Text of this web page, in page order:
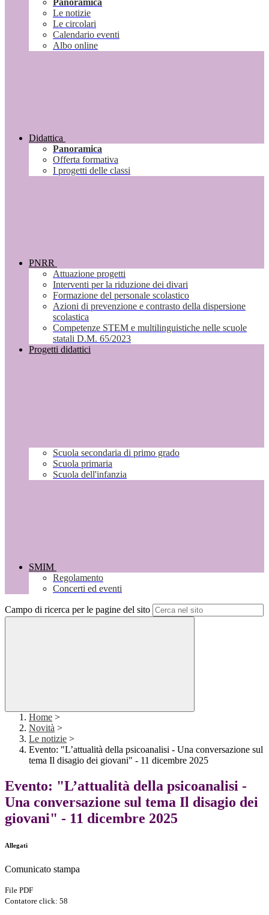
Panoramica
Le notizie
Le circolari
Calendario eventi
Albo online
Didattica
Panoramica
Offerta formativa
I progetti delle classi
PNRR
Attuazione progetti
Interventi per la riduzione dei divari
Formazione del personale scolastico
Azioni di prevenzione e contrasto della dispersione
scolastica
Competenze STEM e multilinguistiche nelle scuole
statali D.M. 65/2023
Progetti didattici
Scuola secondaria di primo grado
Scuola primaria
Scuola dell'infanzia
SMIM
Regolamento
Concerti ed eventi
Campo di ricerca per le pagine del sito
Home >
Novità >
Le notizie >
Evento: "L’attualità della psicoanalisi - Una conversazione sul
tema Il disagio dei giovani" - 11 dicembre 2025
Evento: "L’attualità della psicoanalisi -
Una conversazione sul tema Il disagio dei
giovani" - 11 dicembre 2025
Allegati
Comunicato stampa
File PDF
Contatore click: 58